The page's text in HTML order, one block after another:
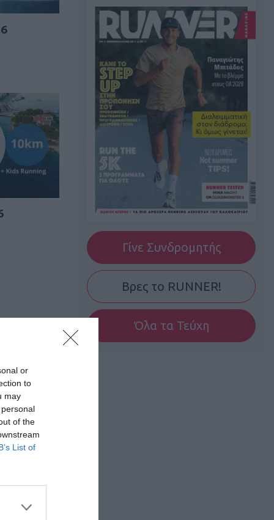
or
to
may
of the
List of
Γίνε Συνδρομητής
Βρες το RUNNER!
Όλα τα Τεύχη